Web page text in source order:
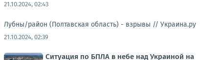
21.10.2024, 02:43
Лубны/район (Полтавская область) - взрывы // Украина.ру
21.10.2024, 02:39
Ситуация по БПЛА в небе над Украиной на